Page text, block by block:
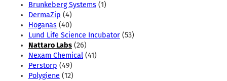
Brunkeberg Systems (1)
DermaZip (4)
Höganäs (40)
Lund Life Science Incubator (53)
Nattaro Labs (26)
Nexam Chemical (41)
Perstorp (49)
Polygiene (12)